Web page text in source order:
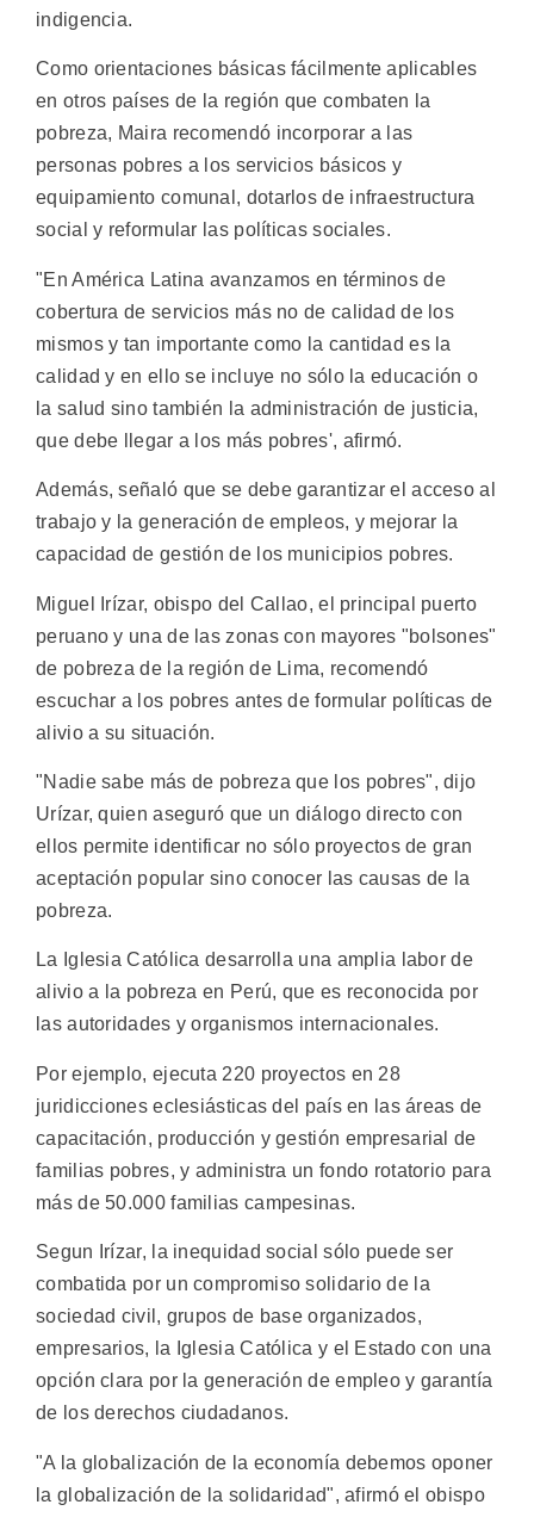
indigencia.
Como orientaciones básicas fácilmente aplicables
en otros países de la región que combaten la
pobreza, Maira recomendó incorporar a las
personas pobres a los servicios básicos y
equipamiento comunal, dotarlos de infraestructura
social y reformular las políticas sociales.
"En América Latina avanzamos en términos de
cobertura de servicios más no de calidad de los
mismos y tan importante como la cantidad es la
calidad y en ello se incluye no sólo la educación o
la salud sino también la administración de justicia,
que debe llegar a los más pobres', afirmó.
Además, señaló que se debe garantizar el acceso al
trabajo y la generación de empleos, y mejorar la
capacidad de gestión de los municipios pobres.
Miguel Irízar, obispo del Callao, el principal puerto
peruano y una de las zonas con mayores "bolsones"
de pobreza de la región de Lima, recomendó
escuchar a los pobres antes de formular políticas de
alivio a su situación.
"Nadie sabe más de pobreza que los pobres", dijo
Urízar, quien aseguró que un diálogo directo con
ellos permite identificar no sólo proyectos de gran
aceptación popular sino conocer las causas de la
pobreza.
La Iglesia Católica desarrolla una amplia labor de
alivio a la pobreza en Perú, que es reconocida por
las autoridades y organismos internacionales.
Por ejemplo, ejecuta 220 proyectos en 28
juridicciones eclesiásticas del país en las áreas de
capacitación, producción y gestión empresarial de
familias pobres, y administra un fondo rotatorio para
más de 50.000 familias campesinas.
Segun Irízar, la inequidad social sólo puede ser
combatida por un compromiso solidario de la
sociedad civil, grupos de base organizados,
empresarios, la Iglesia Católica y el Estado con una
opción clara por la generación de empleo y garantía
de los derechos ciudadanos.
"A la globalización de la economía debemos oponer
la globalización de la solidaridad", afirmó el obispo